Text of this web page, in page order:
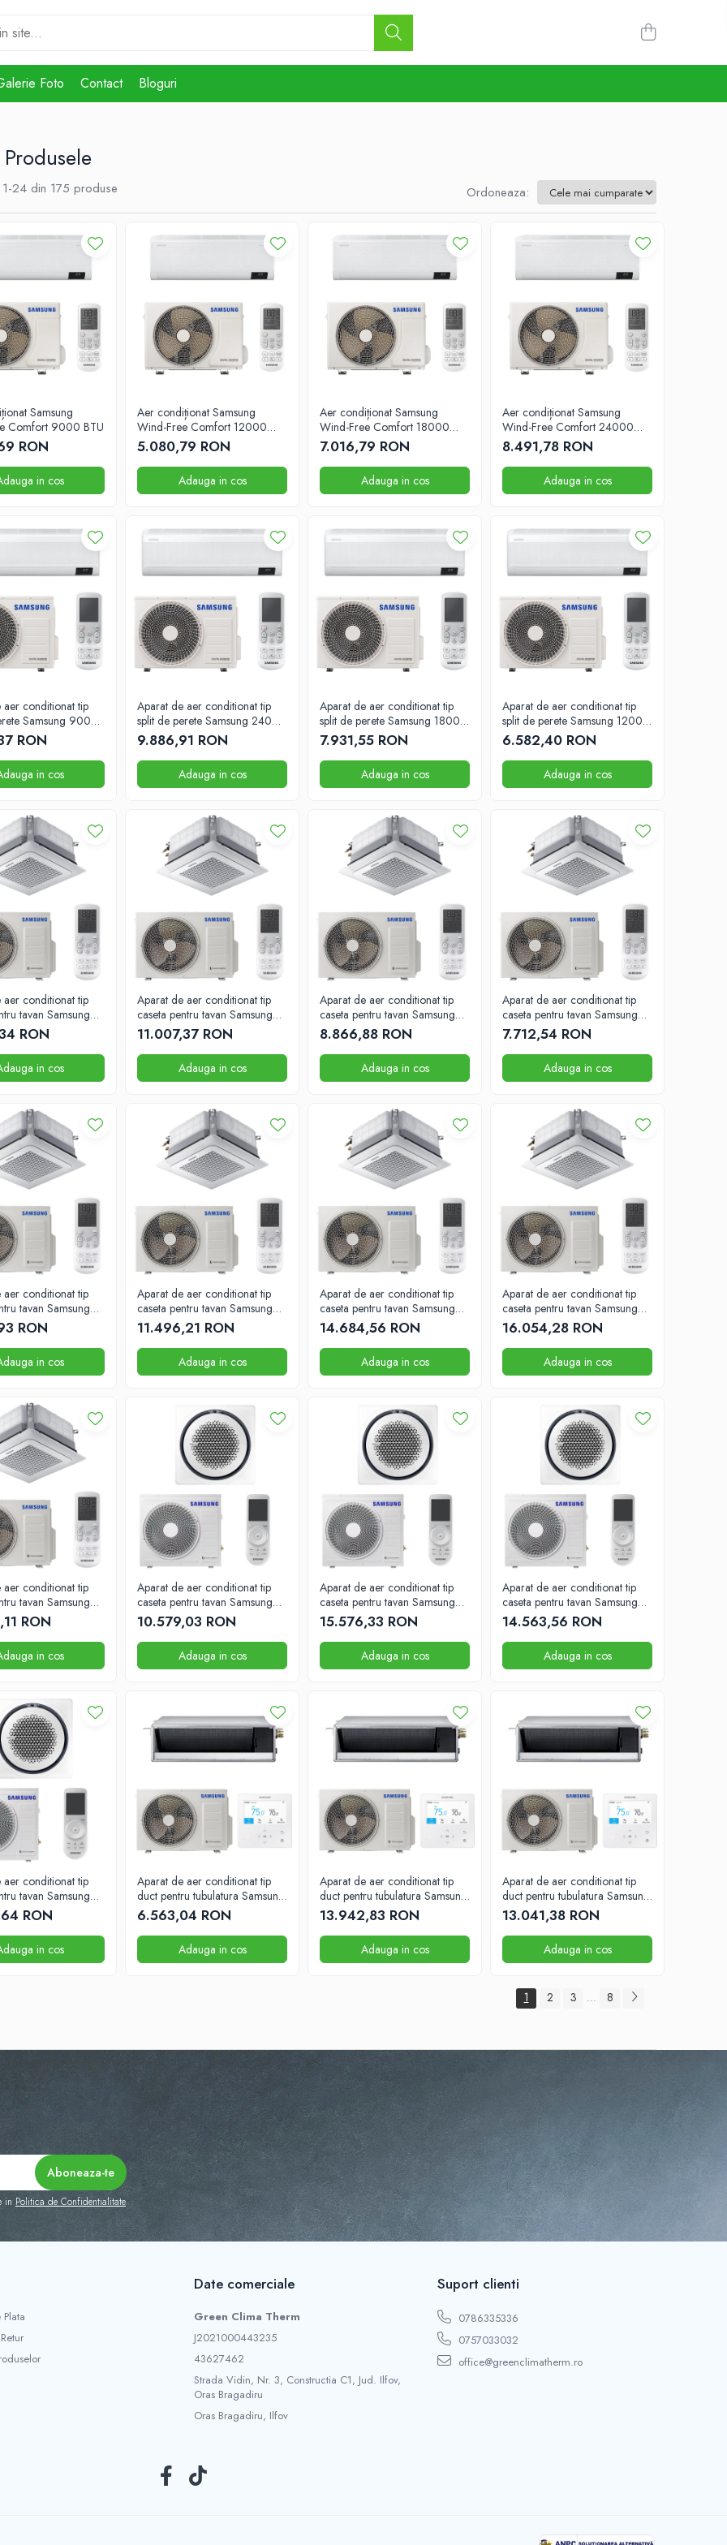
Foto Contact Bloguri
1-24 din 175 produse Ordoneaza:
Samsung
Comfort 9000 BTU
RON
in cos
Aer condiționat Samsung
Wind-Free Comfort 12000
BTU
5.080,79 RON
Adauga in cos
Aer condiționat Samsung
Wind-Free Comfort 18000
BTU
7.016,79 RON
Adauga in cos
Aer condiționat Samsung
Wind-Free Comfort 24000
BTU
8.491,78 RON
Adauga in cos
aer conditionat tip
Samsung 9000
RON
in cos
Aparat de aer conditionat tip
split de perete Samsung 24000
BTU
9.886,91 RON
Adauga in cos
Aparat de aer conditionat tip
split de perete Samsung 18000
BTU
7.931,55 RON
Adauga in cos
Aparat de aer conditionat tip
split de perete Samsung 12000
BTU
6.582,40 RON
Adauga in cos
aer conditionat tip
tavan Samsung
575mm x 575mm
RON
in cos
Aparat de aer conditionat tip
caseta pentru tavan Samsung
24000 BTU 575mm x 575mm
11.007,37 RON
Adauga in cos
Aparat de aer conditionat tip
caseta pentru tavan Samsung
18000 BTU 575mm x 575mm
8.866,88 RON
Adauga in cos
Aparat de aer conditionat tip
caseta pentru tavan Samsung
12000 BTU 575mm x 575mm
7.712,54 RON
Adauga in cos
aer conditionat tip
tavan Samsung
840mm x 840mm
RON
in cos
Aparat de aer conditionat tip
caseta pentru tavan Samsung
24000 BTU 840mm x 840mm
11.496,21 RON
Adauga in cos
Aparat de aer conditionat tip
caseta pentru tavan Samsung
34000 BTU 840mm x 840mm
14.684,56 RON
Adauga in cos
Aparat de aer conditionat tip
caseta pentru tavan Samsung
41000 BTU 840mm x 840mm
16.054,28 RON
Adauga in cos
aer conditionat tip
tavan Samsung
840mm x 840mm
RON
in cos
Aparat de aer conditionat tip
caseta pentru tavan Samsung
9000BTU 840x840
10.579,03 RON
Adauga in cos
Aparat de aer conditionat tip
caseta pentru tavan Samsung
24000BTU 840x840
15.576,33 RON
Adauga in cos
Aparat de aer conditionat tip
caseta pentru tavan Samsung
18000BTU 840x840
14.563,56 RON
Adauga in cos
aer conditionat tip
tavan Samsung
840x840
RON
in cos
Aparat de aer conditionat tip
duct pentru tubulatura Samsung
12000BTU
6.563,04 RON
Adauga in cos
Aparat de aer conditionat tip
duct pentru tubulatura Samsung
48000BTU
13.942,83 RON
Adauga in cos
Aparat de aer conditionat tip
duct pentru tubulatura Samsung
41000BTU
13.041,38 RON
Adauga in cos
1 2 3 ... 8
in Politica de Confidentialitate
Date comerciale
Green Clima Therm
J2021000443235
43627462
Strada Vidin, Nr. 3, Constructia C1, Jud. Ilfov,
Oras Bragadiru
Oras Bragadiru, Ilfov
Suport clienti
0786335336
0757033032
office@greenclimatherm.ro